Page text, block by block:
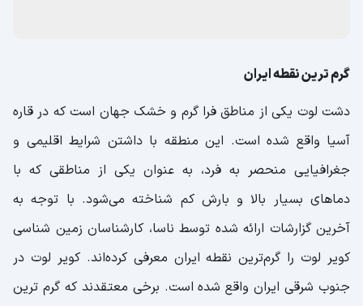
گرم ترین نقطه ایران
دشت لوت یکی از مناطق فرا گرم و خشک جهان است که در قاره
آسیا واقع شده است. این منطقه با داشتن شرایط اقلیمی و
جغرافیایی منحصر به فرد، به عنوان یکی از مناطقی که با
دماهای بسیار بالا و بارش کم شناخته می‌شود. با توجه به
آخرین گزارشات ارائه شده توسط ناسا، کارشناسان زمین شناسی
کویر لوت را گرم‌ترین نقطه ایران معرفی کرده‌اند. کویر لوت در
جنوب شرقی ایران واقع شده است. برخی معتقدند که گرم ترین